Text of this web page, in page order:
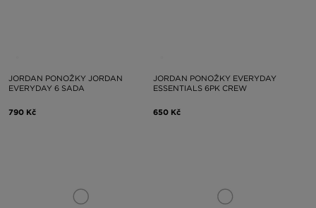
JORDAN PONOŽKY JORDAN
EVERYDAY 6 SADA
790 Kč
JORDAN PONOŽKY EVERYDAY
ESSENTIALS 6PK CREW
650 Kč